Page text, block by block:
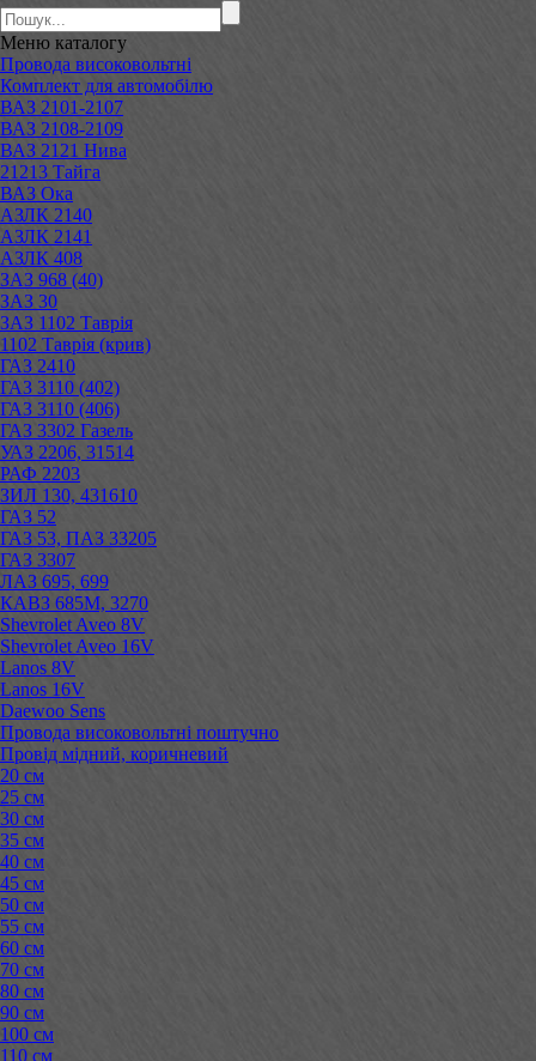
Меню каталогу
Провода високовольтні
Комплект для автомобілю
ВАЗ 2101-2107
ВАЗ 2108-2109
ВАЗ 2121 Нива
21213 Тайга
ВАЗ Ока
АЗЛК 2140
АЗЛК 2141
АЗЛК 408
ЗАЗ 968 (40)
ЗАЗ 30
ЗАЗ 1102 Таврія
1102 Таврія (крив)
ГАЗ 2410
ГАЗ 3110 (402)
ГАЗ 3110 (406)
ГАЗ 3302 Газель
УАЗ 2206, 31514
РАФ 2203
ЗИЛ 130, 431610
ГАЗ 52
ГАЗ 53, ПАЗ 33205
ГАЗ 3307
ЛАЗ 695, 699
КАВЗ 685М, 3270
Shevrolet Aveo 8V
Shevrolet Aveo 16V
Lanos 8V
Lanos 16V
Daewoo Sens
Провода високовольтні поштучно
Провід мідний, коричневий
20 см
25 см
30 см
35 см
40 см
45 см
50 см
55 см
60 см
70 см
80 см
90 см
100 см
110 см